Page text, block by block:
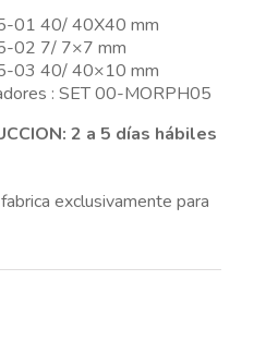
cantidad
01 40/ 40X40 mm
02 7/ 7×7 mm
03 40/ 40×10 mm
: SET 00-MORPH05
2 a 5 días hábiles
exclusivamente para